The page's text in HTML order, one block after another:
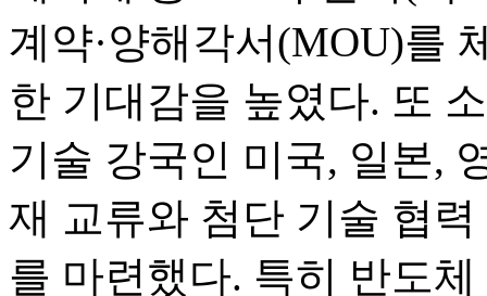
계약·양해각서(MOU)를
한 기대감을 높였다. 또
기술 강국인 미국, 일본,
재 교류와 첨단 기술 협
를 마련했다. 특히 반도